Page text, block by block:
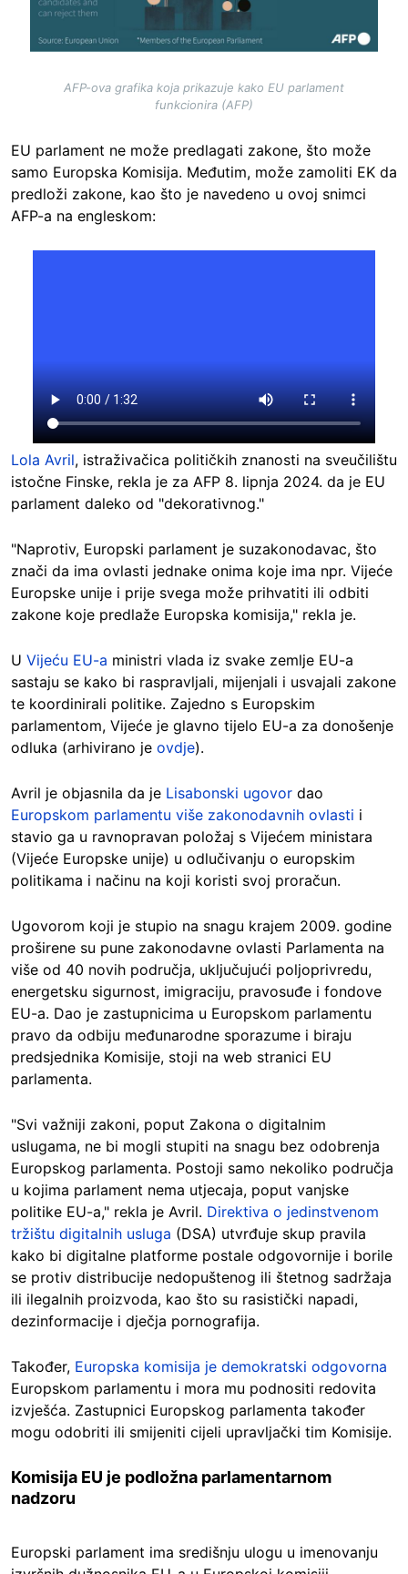
AFP-ova grafika koja prikazuje kako EU parlament
funkcionira (AFP)
EU parlament ne može predlagati zakone, što može
samo Europska Komisija. Međutim, može zamoliti EK da
predloži zakone, kao što je navedeno u ovoj snimci
AFP-a na engleskom:
Lola Avril, istraživačica političkih znanosti na sveučilištu
istočne Finske, rekla je za AFP 8. lipnja 2024. da je EU
parlament daleko od "dekorativnog."
"Naprotiv, Europski parlament je suzakonodavac, što
znači da ima ovlasti jednake onima koje ima npr. Vijeće
Europske unije i prije svega može prihvatiti ili odbiti
zakone koje predlaže Europska komisija," rekla je.
U Vijeću EU-a ministri vlada iz svake zemlje EU-a
sastaju se kako bi raspravljali, mijenjali i usvajali zakone
te koordinirali politike. Zajedno s Europskim
parlamentom, Vijeće je glavno tijelo EU-a za donošenje
odluka (arhivirano je ovdje).
Avril je objasnila da je Lisabonski ugovor dao
Europskom parlamentu više zakonodavnih ovlasti i
stavio ga u ravnopravan položaj s Vijećem ministara
(Vijeće Europske unije) u odlučivanju o europskim
politikama i načinu na koji koristi svoj proračun.
Ugovorom koji je stupio na snagu krajem 2009. godine
proširene su pune zakonodavne ovlasti Parlamenta na
više od 40 novih područja, uključujući poljoprivredu,
energetsku sigurnost, imigraciju, pravosuđe i fondove
EU-a. Dao je zastupnicima u Europskom parlamentu
pravo da odbiju međunarodne sporazume i biraju
predsjednika Komisije, stoji na web stranici EU
parlamenta.
"Svi važniji zakoni, poput Zakona o digitalnim
uslugama, ne bi mogli stupiti na snagu bez odobrenja
Europskog parlamenta. Postoji samo nekoliko područja
u kojima parlament nema utjecaja, poput vanjske
politike EU-a," rekla je Avril. Direktiva o jedinstvenom
tržištu digitalnih usluga (DSA) utvrđuje skup pravila
kako bi digitalne platforme postale odgovornije i borile
se protiv distribucije nedopuštenog ili štetnog sadržaja
ili ilegalnih proizvoda, kao što su rasistički napadi,
dezinformacije i dječja pornografija.
Također, Europska komisija je demokratski odgovorna
Europskom parlamentu i mora mu podnositi redovita
izvješća. Zastupnici Europskog parlamenta također
mogu odobriti ili smijeniti cijeli upravljački tim Komisije.
Komisija EU je podložna parlamentarnom
nadzoru
Europski parlament ima središnju ulogu u imenovanju